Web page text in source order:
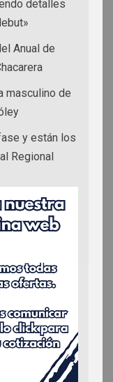
detalles
Anual de
masculino de
y están los
Regional